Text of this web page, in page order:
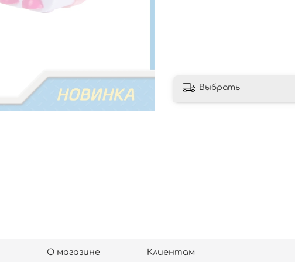
Выбрать
О магазине Клиентам